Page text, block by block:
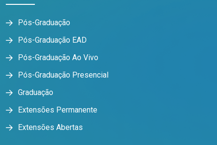
Pós-Graduação
Pós-Graduação EAD
Pós-Graduação Ao Vivo
Pós-Graduação Presencial
Graduação
Extensões Permanente
Extensões Abertas